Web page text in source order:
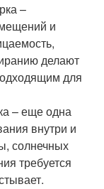
–
и
делают
для
– еще одна
внутри и
солнечных
требуется